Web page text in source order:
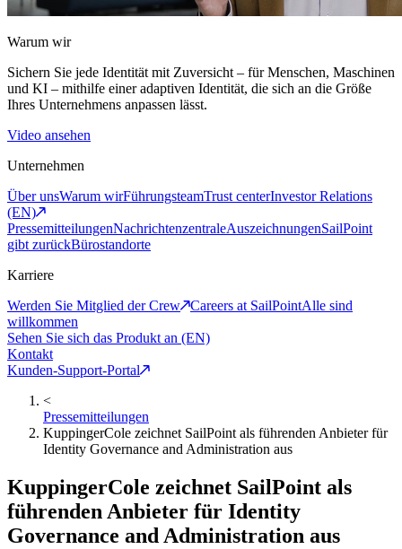
Warum wir
Sichern Sie jede Identität mit Zuversicht – für Menschen, Maschinen
und KI – mithilfe einer adaptiven Identität, die sich an die Größe
Ihres Unternehmens anpassen lässt.
Video ansehen
Unternehmen
Über unsWarum wirFührungsteamTrust centerInvestor Relations
(EN)
PressemitteilungenNachrichtenzentraleAuszeichnungenSailPoint
gibt zurückBürostandorte
Karriere
Werden Sie Mitglied der Crew
Careers at SailPointAlle sind
willkommen
Sehen Sie sich das Produkt an (EN)
Kontakt
Kunden-Support-Portal
<
Pressemitteilungen
KuppingerCole zeichnet SailPoint als führenden Anbieter für
Identity Governance and Administration aus
KuppingerCole zeichnet SailPoint als
führenden Anbieter für Identity
Governance and Administration aus